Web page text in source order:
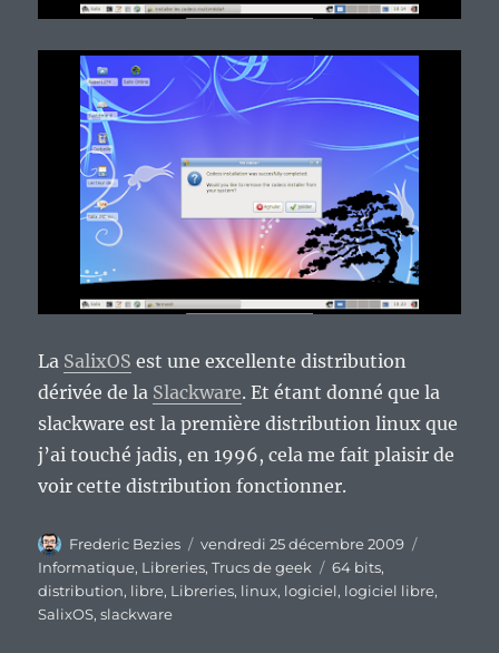
La SalixOS est une excellente distribution
dérivée de la Slackware. Et étant donné que la
slackware est la première distribution linux que
j’ai touché jadis, en 1996, cela me fait plaisir de
voir cette distribution fonctionner.
Auteur
Frederic Bezies
Publié
le
vendredi 25 décembre 2009
Informatique, Libreries,Trucs de geek Étiquettes
64 bits,
distribution, libre, Libreries, linux, logiciel, logiciel libre,
SalixOS,slackware